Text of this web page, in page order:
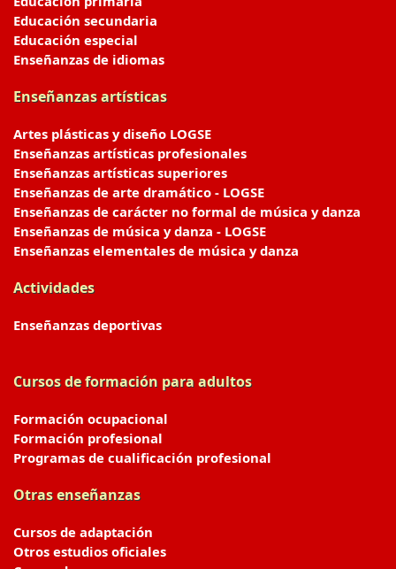
Educación secundaria
Educación especial
Enseñanzas de idiomas
Enseñanzas artísticas
Artes plásticas y diseño LOGSE
Enseñanzas artísticas profesionales
Enseñanzas artísticas superiores
Enseñanzas de arte dramático - LOGSE
Enseñanzas de carácter no formal de música y danza
Enseñanzas de música y danza - LOGSE
Enseñanzas elementales de música y danza
Actividades
Enseñanzas deportivas
Cursos de formación para adultos
Formación ocupacional
Formación profesional
Programas de cualificación profesional
Otras enseñanzas
Cursos de adaptación
Otros estudios oficiales